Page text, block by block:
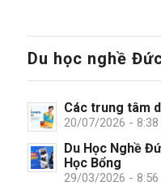
Du học nghề
Các trung tâm
20/07/2026 - 8:38
Du Học Nghề
Học Bổng
29/03/2026 - 8:56